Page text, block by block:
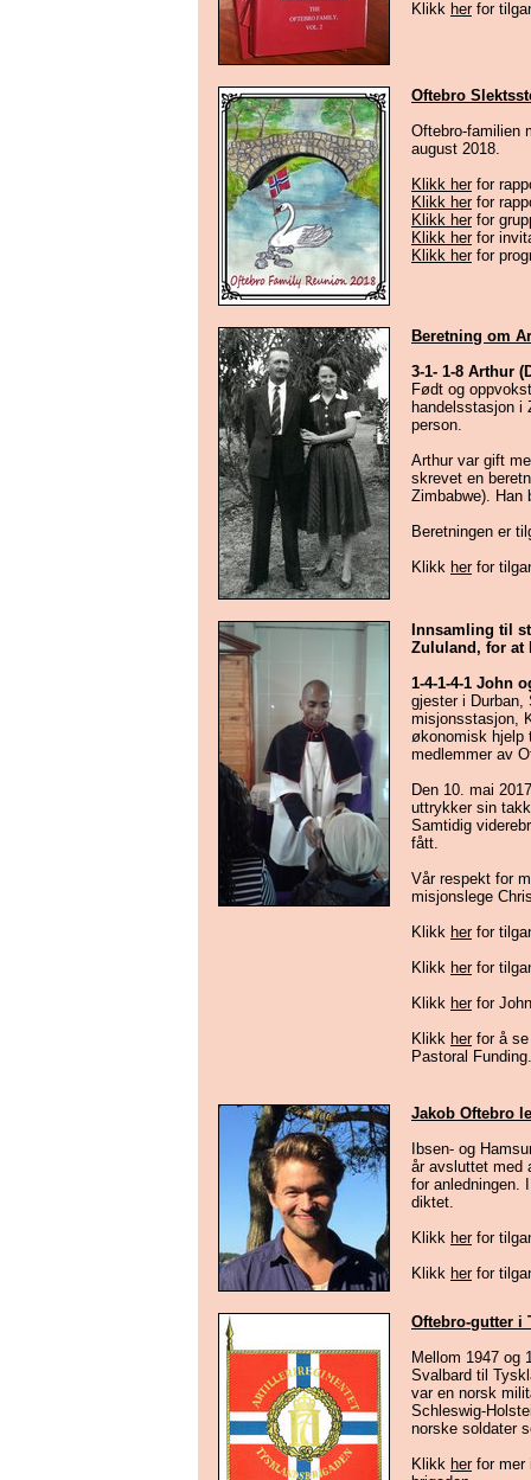
Klikk herfor
Oftebro
Oftebro-familien
august 2018.
Klikk herfor
Klikk herfor
Klikk herfor
Klikk herfor
Klikk herfor
Beretning om
3-1- 1-8 Arthur
Født og
handelsstasjon
person.
Arthur var gift
skrevet en
Zimbabwe).
Beretningen er
Klikk herfor
Innsamling til
Zululand, for at
1-4-1-4-1 John
gjester i
misjonsstasjon,
økonomisk hjelp
medlemmer av
Den 10. mai
uttrykker sin
Samtidig
fått.
Vår respekt for
misjonslege
Klikk herfor
Klikk herfor
Klikk herfor
Klikk herfor å se
Pastoral Funding.
Jakob Oftebro
Ibsen- og
år avsluttet med
for anledningen.
diktet.
Klikk herfor
Klikk herfor
Oftebro-gutter i
Mellom 1947 og
Svalbard til
var en norsk
Schleswig-
norske soldater
Klikk herfor mer